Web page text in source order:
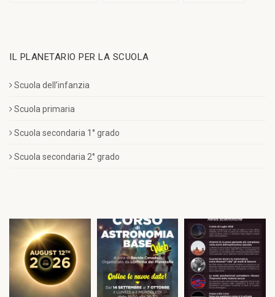
IL PLANETARIO PER LA SCUOLA
Scuola dell’infanzia
Scuola primaria
Scuola secondaria 1° grado
Scuola secondaria 2° grado